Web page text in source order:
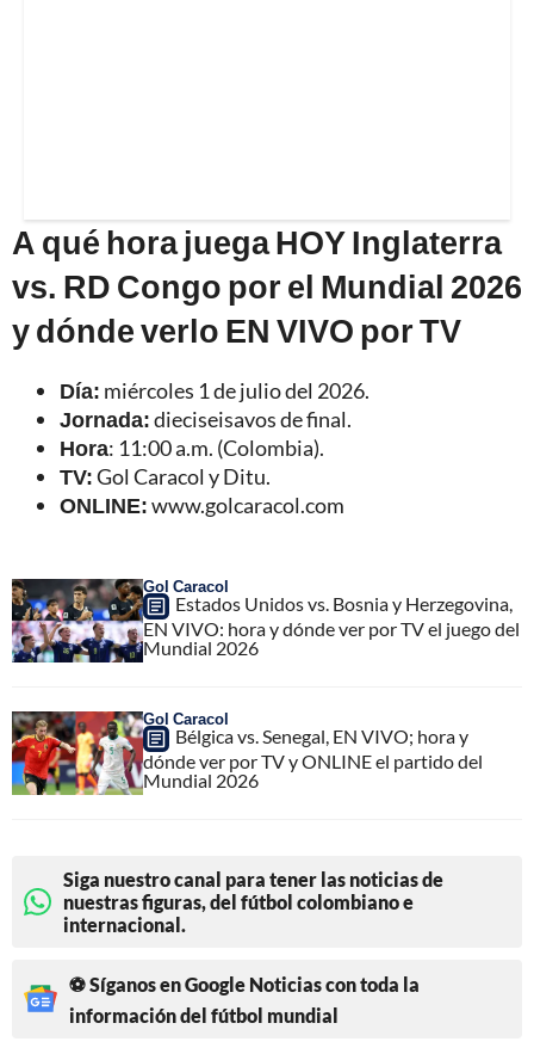
A qué hora juega HOY Inglaterra
vs. RD Congo por el Mundial 2026
y dónde verlo EN VIVO por TV
Día: miércoles 1 de julio del 2026.
Jornada:dieciseisavos de final.
Hora: 11:00 a.m. (Colombia).
TV:Gol Caracol y Ditu.
ONLINE:www.golcaracol.com
Gol Caracol
Estados Unidos vs. Bosnia y Herzegovina,
EN VIVO: hora y dónde ver por TV el juego del
Mundial 2026
Gol Caracol
Bélgica vs. Senegal, EN VIVO; hora y
dónde ver por TV y ONLINE el partido del
Mundial 2026
Siga nuestro canal para tener las noticias de
nuestras figuras, del fútbol colombiano e
internacional.
⚽ Síganos en Google Noticias con toda la
información del fútbol mundial